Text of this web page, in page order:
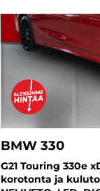
BMW 330
G21 Touring 330e
korotonta ja